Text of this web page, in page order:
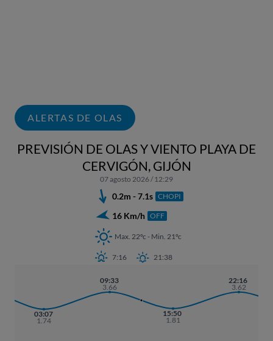
ALERTAS DE OLAS
PREVISIÓN DE OLAS Y VIENTO PLAYA DE
CERVIGÓN, GIJÓN
07 agosto 2026 / 12:29
0.2m - 7.1s CHOPI
16 Km/h OFF
Max. 22ºc - Min. 21ºc
7:16 21:38
03:07
1.74
09:33
3.66
15:50
1.81
22:16
3.62